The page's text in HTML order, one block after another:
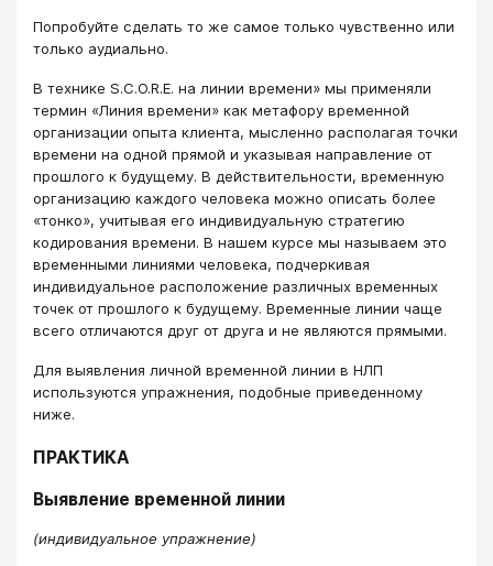
Попробуйте сделать то же самое только чувственно или
только аудиально.
В технике S.C.O.R.E. на линии времени» мы применяли
термин «Линия времени» как метафору временной
организации опыта клиента, мысленно располагая точки
времени на одной прямой и указывая направление от
прошлого к будущему. В действительности, временную
организацию каждого человека можно описать более
«тонко», учитывая его индивидуальную стратегию
кодирования времени. В нашем курсе мы называем это
временными линиями человека, подчеркивая
индивидуальное расположение различных временных
точек от прошлого к будущему. Временные линии чаще
всего отличаются друг от друга и не являются прямыми.
Для выявления личной временной линии в НЛП
используются упражнения, подобные приведенному
ниже.
ПРАКТИКА
Выявление временной линии
(индивидуальное упражнение)